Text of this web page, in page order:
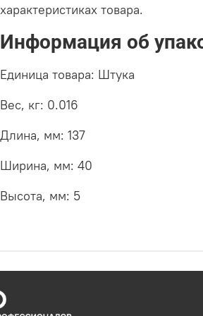
характеристиках товара.
Информация об
Единица товара: Штука
Вес, кг: 0.016
Длина, мм: 137
Ширина, мм: 40
Высота, мм: 5